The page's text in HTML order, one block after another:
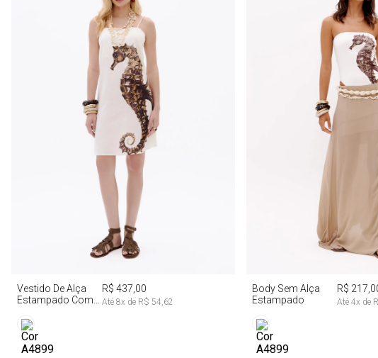
M
Vestido De Alça
Estampado Com
R$ 437,00
Até 8x de R$ 54,62
M
Body Sem Alça
Estampado
R$
Até 4x de